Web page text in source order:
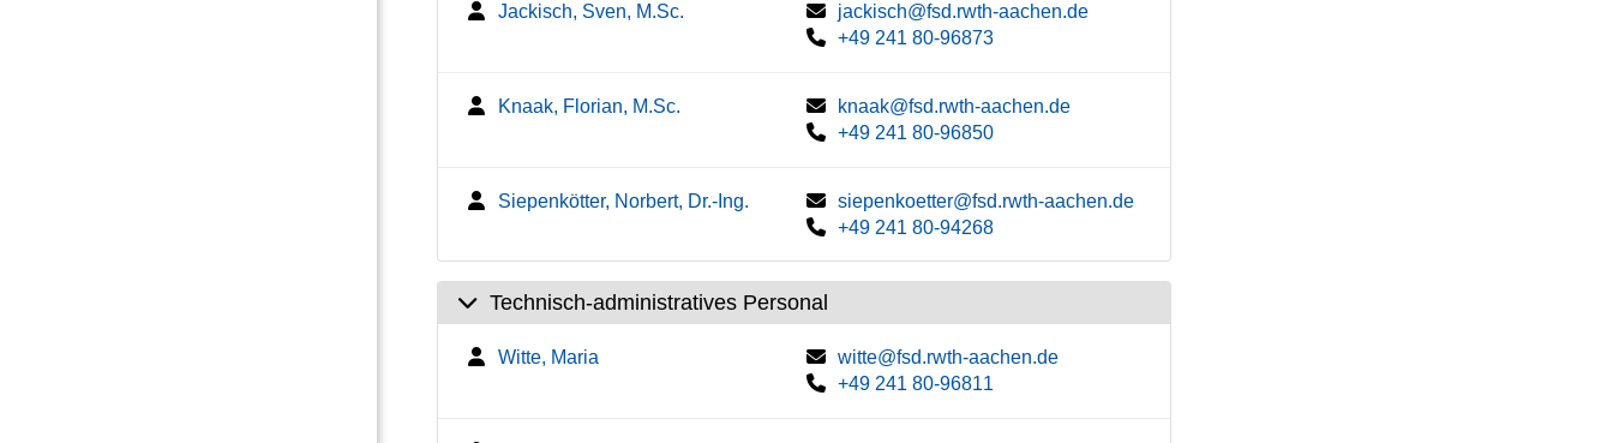
Jackisch, Sven, M.Sc.
jackisch@fsd.rwth-aachen.de
+49 241 80-96873
Knaak, Florian, M.Sc.
knaak@fsd.rwth-aachen.de
+49 241 80-96850
Siepenkötter, Norbert, Dr.-Ing.
siepenkoetter@fsd.rwth-aachen.de
+49 241 80-94268
Technisch-administratives Personal
Witte, Maria
witte@fsd.rwth-aachen.de
+49 241 80-96811